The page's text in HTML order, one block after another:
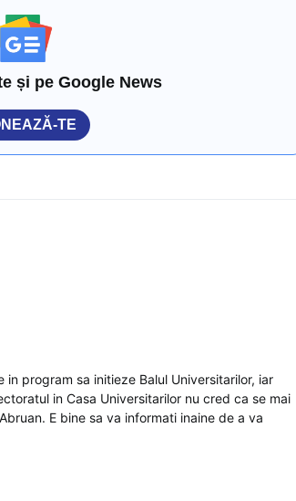
și pe Google News
TE
program sa initieze Balul Universitarilor, iar
in Casa Universitarilor nu cred ca se mai
E bine sa va informati inaine de a va